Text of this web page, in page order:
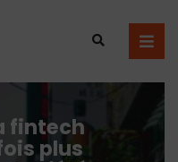
fintech
plus